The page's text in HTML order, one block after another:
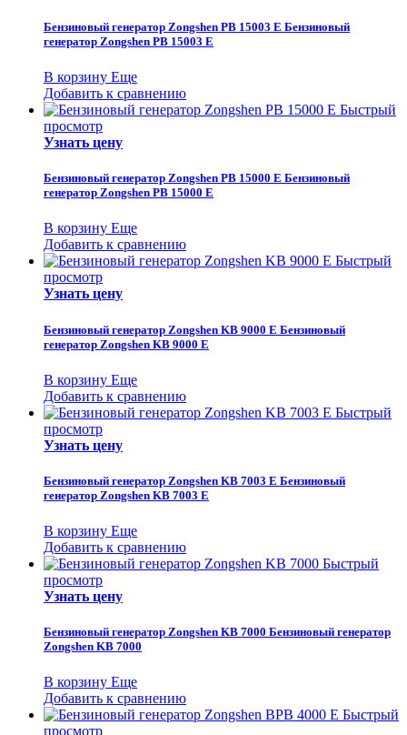
Бензиновый генератор Zongshen PB 15003 E Бензиновый
генератор Zongshen PB 15003 E
В корзину Еще
Добавить к сравнению
Быстрый
просмотр
Узнать цену
Бензиновый генератор Zongshen PB 15000 E Бензиновый
генератор Zongshen PB 15000 E
В корзину Еще
Добавить к сравнению
Быстрый
просмотр
Узнать цену
Бензиновый генератор Zongshen KB 9000 E Бензиновый
генератор Zongshen KB 9000 E
В корзину Еще
Добавить к сравнению
Быстрый
просмотр
Узнать цену
Бензиновый генератор Zongshen KB 7003 E Бензиновый
генератор Zongshen KB 7003 E
В корзину Еще
Добавить к сравнению
Быстрый
просмотр
Узнать цену
Бензиновый генератор Zongshen KB 7000 Бензиновый генератор
Zongshen KB 7000
В корзину Еще
Добавить к сравнению
Быстрый
просмотр